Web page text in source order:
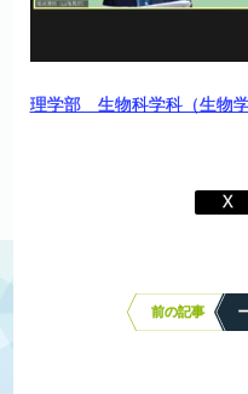
理学部 生物科学科（生物
X
前の記事